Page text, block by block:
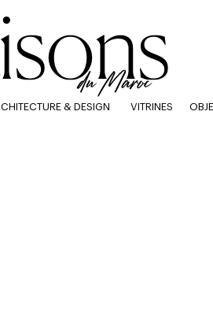
& DESIGN VITRINES